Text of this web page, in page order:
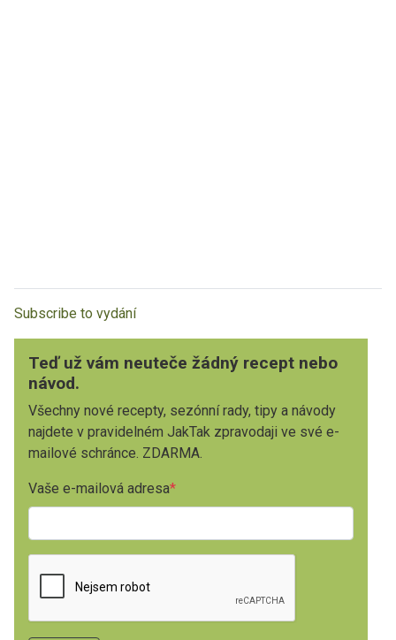
Subscribe to vydání
Teď už vám neuteče žádný recept nebo
návod.
Všechny nové recepty, sezónní rady, tipy a návody
najdete v pravidelném JakTak zpravodaji ve své e-
mailové schránce. ZDARMA.
Vaše e-mailová adresa